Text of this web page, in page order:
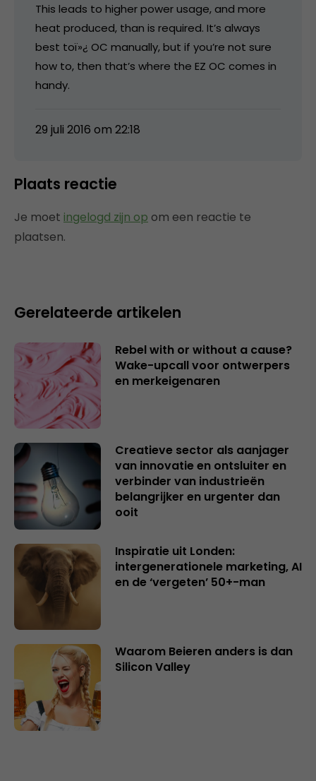
This leads to higher power usage, and more
heat produced, than is required. It’s always
best toï»¿ OC manually, but if you’re not sure
how to, then that’s where the EZ OC comes in
handy.
29 juli 2016 om 22:18
Plaats reactie
Je moet ingelogd zijn op om een reactie te
plaatsen.
Gerelateerde artikelen
Rebel with or without a cause?
Wake-upcall voor ontwerpers
en merkeigenaren
Creatieve sector als aanjager
van innovatie en ontsluiter en
verbinder van industrieën
belangrijker en urgenter dan
ooit
Inspiratie uit Londen:
intergenerationele marketing, AI
en de ‘vergeten’ 50+-man
Waarom Beieren anders is dan
Silicon Valley